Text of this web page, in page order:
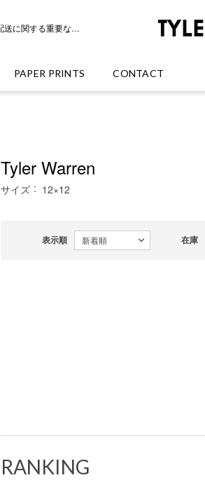
【INFORMATION】令和8年熊本地震に伴う配送に関する重要なお知らせ
PAPER PRINTS CONTACT
Tyler Warren
サイズ 12×12
表示順 在庫
RANKING